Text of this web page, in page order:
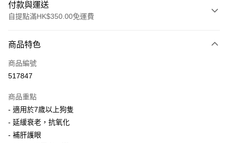
付款與運送
自提點滿HK$350.00免運費
信用卡
AlipayHK
WeChat Pay
送貨方式
商品特色
商品編號
517847
商品重點
- 適用於7歲以上狗隻
- 延緩衰老，抗氧化
- 補肝護眼